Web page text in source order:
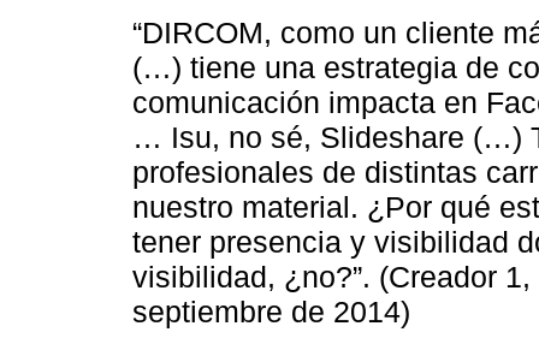
“DIRCOM, como un cliente
(…) tiene una estrategia de
comunicación impacta en
… Isu, no sé, Slideshare (…)
profesionales de distintas
nuestro material. ¿Por qué
tener presencia y visibilidad
visibilidad, ¿no?”. (Creador
septiembre de 2014)